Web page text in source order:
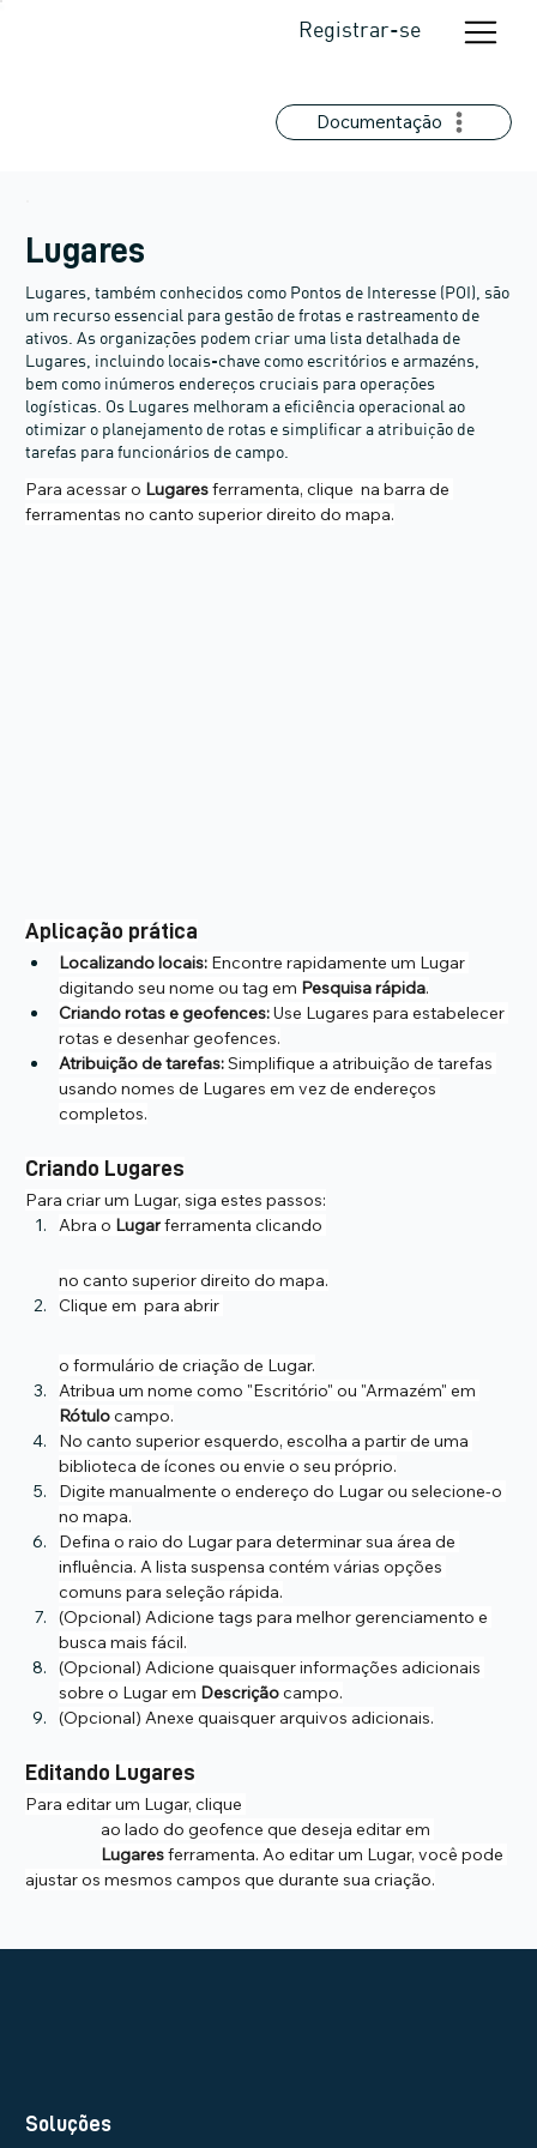
Documentação
Registrar-se
Lugares
Lugares, também conhecidos como Pontos de Interesse (POI), são
um recurso essencial para gestão de frotas e rastreamento de
ativos. As organizações podem criar uma lista detalhada de
Lugares, incluindo locais-chave como escritórios e armazéns,
bem como inúmeros endereços cruciais para operações
logísticas. Os Lugares melhoram a eficiência operacional ao
otimizar o planejamento de rotas e simplificar a atribuição de
tarefas para funcionários de campo.
Para acessar o Lugares ferramenta, clique  na barra de
ferramentas no canto superior direito do mapa.
Aplicação prática
Localizando locais: Encontre rapidamente um Lugar
digitando seu nome ou tag em Pesquisa rápida.
Criando rotas e geofences: Use Lugares para estabelecer
rotas e desenhar geofences.
Atribuição de tarefas: Simplifique a atribuição de tarefas
usando nomes de Lugares em vez de endereços
completos.
Criando Lugares
Para criar um Lugar, siga estes passos:
Abra o Lugar ferramenta clicando
no canto superior direito do mapa.
Clique em  para abrir
o formulário de criação de Lugar.
Atribua um nome como "Escritório" ou "Armazém" em
Rótulo campo.
No canto superior esquerdo, escolha a partir de uma
biblioteca de ícones ou envie o seu próprio.
Digite manualmente o endereço do Lugar ou selecione-o
no mapa.
Defina o raio do Lugar para determinar sua área de
influência. A lista suspensa contém várias opções
comuns para seleção rápida.
(Opcional) Adicione tags para melhor gerenciamento e
busca mais fácil.
(Opcional) Adicione quaisquer informações adicionais
sobre o Lugar em Descrição campo.
(Opcional) Anexe quaisquer arquivos adicionais.
Editando Lugares
Para editar um Lugar, clique
ao lado do geofence que deseja editar em
Lugares ferramenta. Ao editar um Lugar, você pode
ajustar os mesmos campos que durante sua criação.
Soluções